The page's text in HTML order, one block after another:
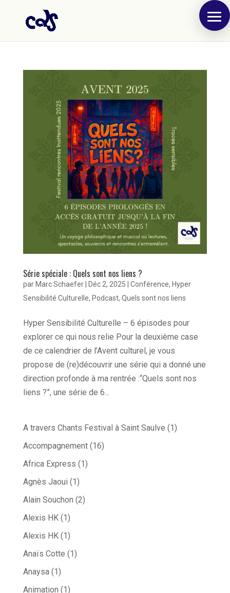
Série spéciale : Quels sont nos liens ?
par Marc Schaefer| Déc 2, 2025 Conférence, Hyper
Sensibilité Culturelle, Podcast, Quels sont nos liens
Hyper Sensibilité Culturelle – 6 épisodes pour
explorer ce qui nous relie Pour la deuxième case
de ce calendrier de l’Avent culturel, je vous
propose de (re)découvrir une série qui a donné une
direction profonde à ma rentrée :“Quels sont nos
liens ?”, une série de 6...
A travers Chants Festival à Saint Saulve (1)
Accompagnement(16)
Africa Express (1)
Agnès Jaoui (1)
Alain Souchon (2)
Alexis HK(1)
Alexis HK(1)
Anaïs Cotte (1)
Anaysa(1)
Animation (1)